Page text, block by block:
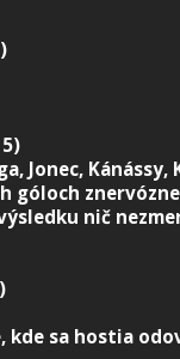
Jonec, Kánássy,
góloch
nič
sa hostia